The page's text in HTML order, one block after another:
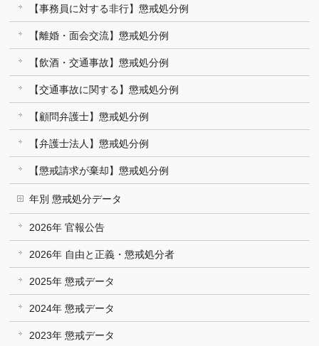
【事務員に対する非行】懲戒処分例
【離婚・面会交流】懲戒処分例
【飲酒・交通事故】懲戒処分例
【交通事故に関する】懲戒処分例
【顧問弁護士】懲戒処分例
【弁護士法人】懲戒処分例
【懲戒請求が棄却】懲戒処分例
年別 懲戒処分データ
2026年 官報公告
2026年 自由と正義・懲戒処分者
2025年 懲戒データ
2024年 懲戒データ
2023年 懲戒データ